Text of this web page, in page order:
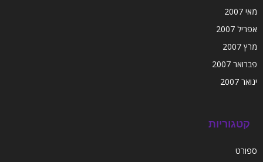
מאי 2007
אפריל 2007
מרץ 2007
פברואר 2007
ינואר 2007
קטגוריות
ספורט